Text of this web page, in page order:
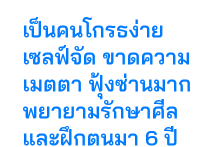
เป็นคนโกรธง่าย
เซลฟ์จัด ขาดความ
เมตตา ฟุ้งซ่านมาก
พยายามรักษาศีล
และฝึกตนมา 6 ปี